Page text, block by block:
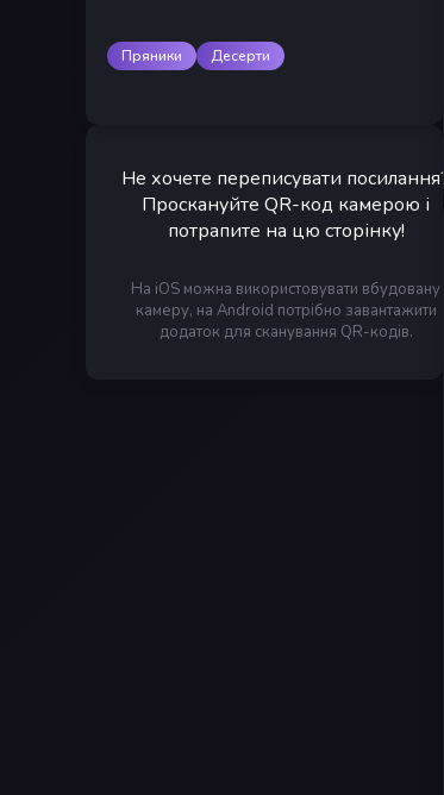
Пряники Десерти
Не хочете переписувати посилання?
Проскануйте QR-код камерою і
потрапите на цю сторінку!
На iOS можна використовувати вбудовану
камеру, на Android потрібно завантажити
додаток для сканування QR-кодів.